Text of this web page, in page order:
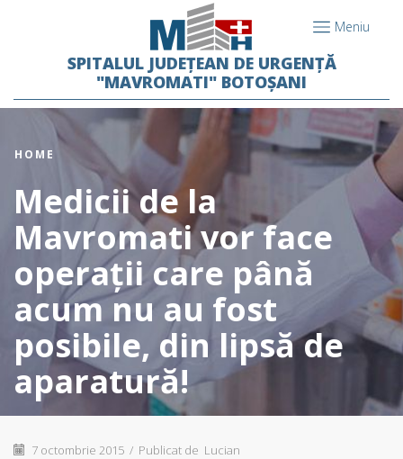
Meniu
SPITALUL JUDEȚEAN DE URGENȚĂ
"MAVROMATI" BOTOȘANI
HOME
Medicii de la
Mavromati vor face
operații care până
acum nu au fost
posibile, din lipsă de
aparatură!
7 octombrie 2015 / Publicat de Lucian